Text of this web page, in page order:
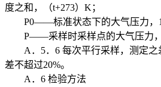
度之和，（t+273）K；
P0——标准状态下的大气压力，
P——采样时采样点的大气压力，
A．5．6 每次平行采样，测定之
差不超过20%。
A．6 检验方法